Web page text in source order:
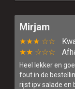
Mirjam
★★★ ☆☆
★★ ☆☆☆
Heel lekker en
fout in de
rijst ipv salade en